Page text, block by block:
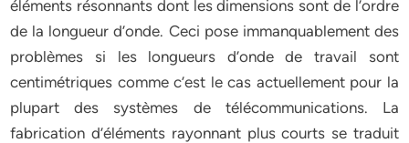
éléments résonnants dont les dimensions sont de l’ordre
de la longueur d’onde. Ceci pose immanquablement des
problèmes si les longueurs d’onde de travail sont
centimétriques comme c’est le cas actuellement pour la
plupart des systèmes de télécommunications. La
fabrication d’éléments rayonnant plus courts se traduit